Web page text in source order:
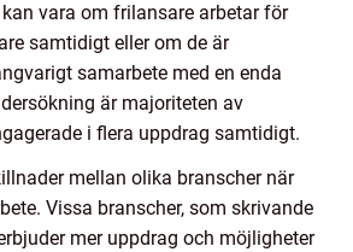
vara om frilansare arbetar för
samtidigt eller om de är
samarbete med en enda
är majoriteten av
i flera uppdrag samtidigt.
mellan olika branscher när
Vissa branscher, som skrivande
mer uppdrag och möjligheter